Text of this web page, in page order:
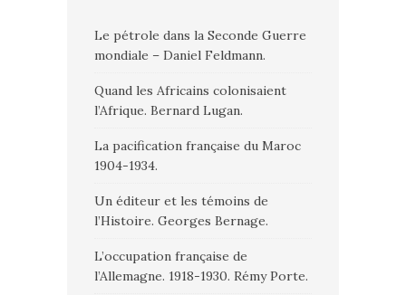
Le pétrole dans la Seconde Guerre
mondiale – Daniel Feldmann.
Quand les Africains colonisaient
l’Afrique. Bernard Lugan.
La pacification française du Maroc
1904-1934.
Un éditeur et les témoins de
l’Histoire. Georges Bernage.
L’occupation française de
l’Allemagne. 1918-1930. Rémy Porte.